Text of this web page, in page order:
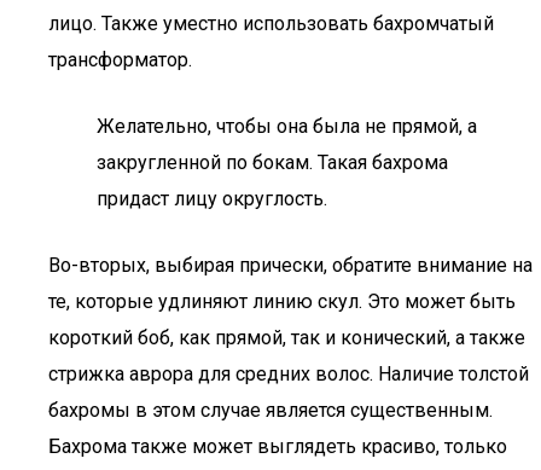
лицо. Также уместно использовать бахромчатый
трансформатор.
Желательно, чтобы она была не прямой, а
закругленной по бокам. Такая бахрома
придаст лицу округлость.
Во-вторых, выбирая прически, обратите внимание на
те, которые удлиняют линию скул. Это может быть
короткий боб, как прямой, так и конический, а также
стрижка аврора для средних волос. Наличие толстой
бахромы в этом случае является существенным.
Бахрома также может выглядеть красиво, только